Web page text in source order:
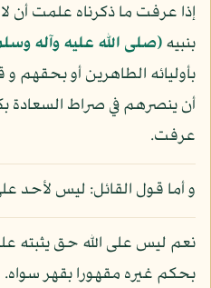
إذا عرفت ما ذكرناه علمت أن
بنبيه(صلى الله عليه وآله
بأوليائه الطاهرين أو
أن ينصرهم في صراط السعادة
عرفت.
و أما قول القائل: ليس لأحد
نعم ليس على الله حق يثبته
بحكم غيره مقهورا بقهر سواه.